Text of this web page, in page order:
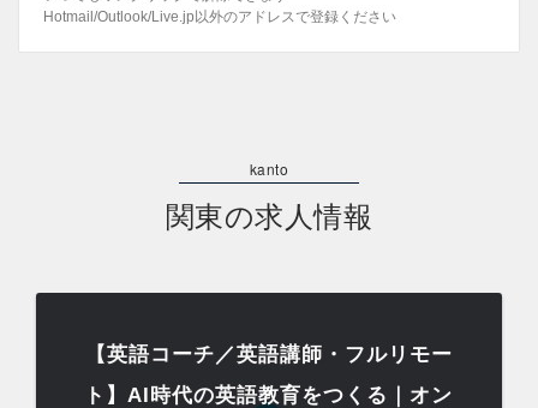
Hotmail/Outlook/Live.jp以外のアドレスで登録ください
関東の求人情報
【英語コーチ／英語講師・フルリモー
ト】AI時代の英語教育をつくる｜オン